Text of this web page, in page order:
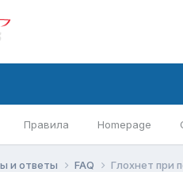
Правила Homepage
и ответы FAQ Глохнет при